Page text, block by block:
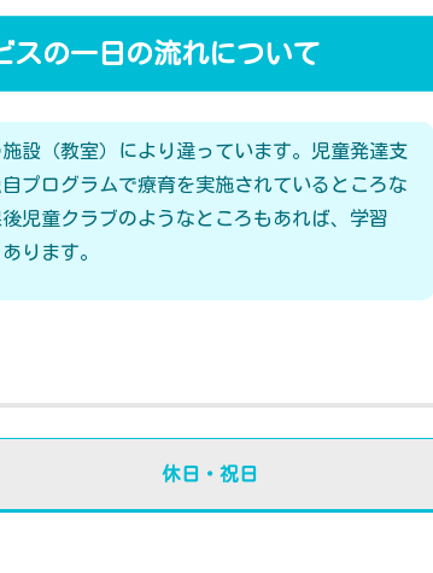
スの一日の流れについて
設（教室）により違っています。児童発達支
プログラムで療育を実施されているところな
児童クラブのようなところもあれば、学習
ります。
休日・祝日